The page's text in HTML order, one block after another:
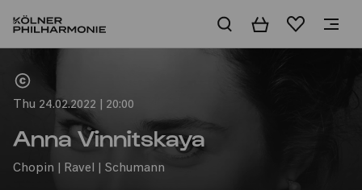
BasketWishlist
Thu 24.02.2022 | 20:00
Anna Vinnitskaya
Chopin | Ravel | Schumann